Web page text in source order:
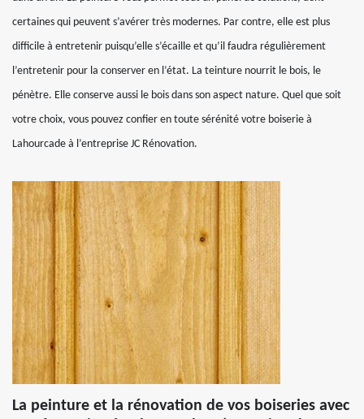
certaines qui peuvent s’avérer très modernes. Par contre, elle est plus
difficile à entretenir puisqu’elle s’écaille et qu’il faudra régulièrement
l’entretenir pour la conserver en l’état. La teinture nourrit le bois, le
pénètre. Elle conserve aussi le bois dans son aspect nature. Quel que soit
votre choix, vous pouvez confier en toute sérénité votre boiserie à
Lahourcade à l’entreprise JC Rénovation.
La peinture et la rénovation de vos boiseries avec